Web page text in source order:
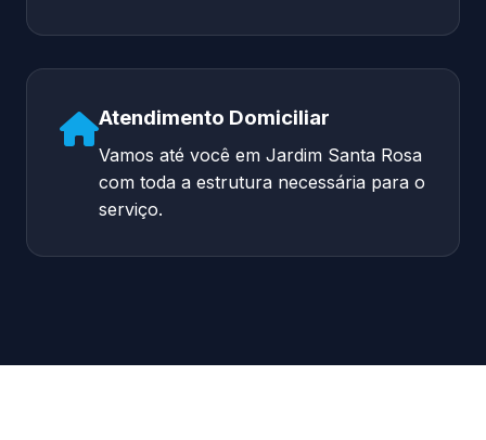
Atendimento Domiciliar
Vamos até você em Jardim Santa Rosa
com toda a estrutura necessária para o
serviço.